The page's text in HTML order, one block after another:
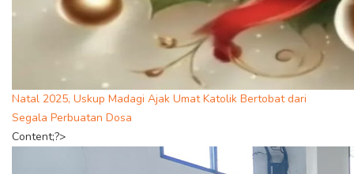
Natal 2025, Uskup Madagi Ajak Umat Katolik Bertobat dari
Segala Perbuatan Dosa
Content;?>